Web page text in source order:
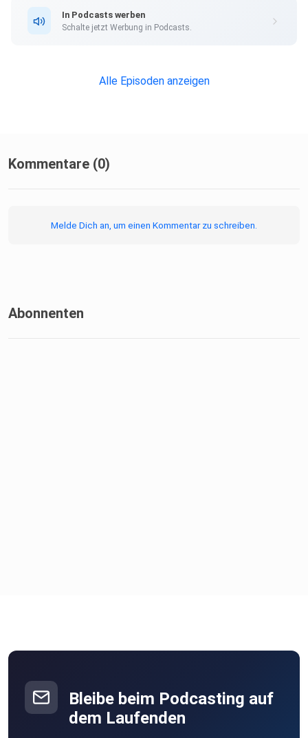
In Podcasts werben
Schalte jetzt Werbung in Podcasts.
Alle Episoden anzeigen
Kommentare (0)
Melde Dich an, um einen Kommentar zu schreiben.
Abonnenten
Bleibe beim Podcasting auf
dem Laufenden